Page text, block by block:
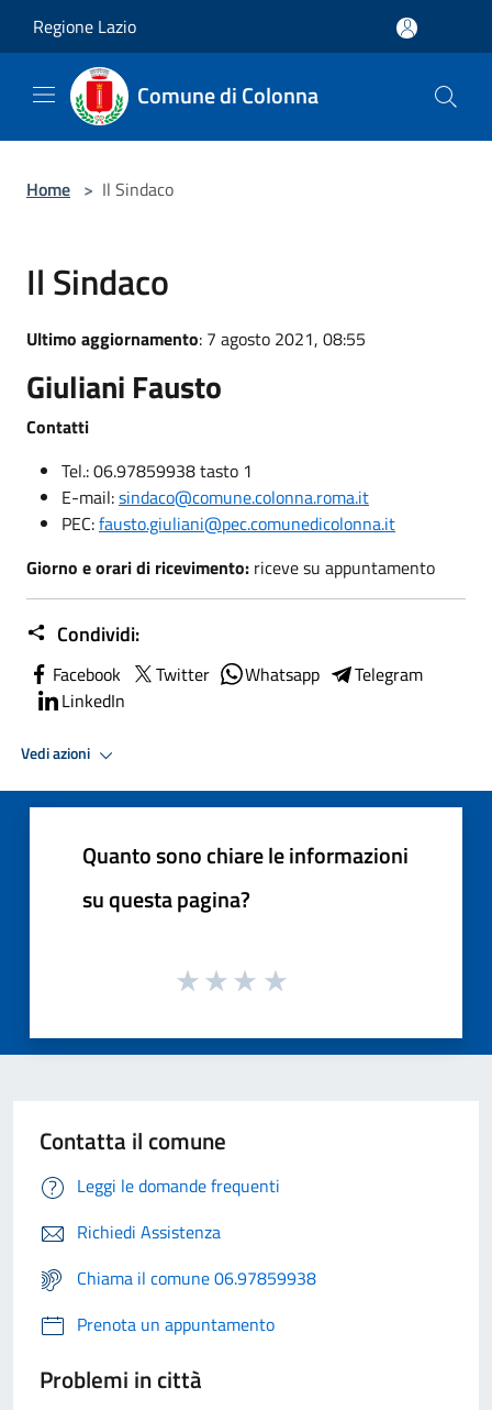
Regione Lazio
Comune di Colonna
Home > Il Sindaco
Il Sindaco
Ultimo aggiornamento: 7 agosto 2021, 08:55
Giuliani Fausto
Contatti
Tel.: 06.97859938 tasto 1
E-mail:sindaco@comune.colonna.roma.it
PEC:fausto.giuliani@pec.comunedicolonna.it
Giorno e orari di ricevimento: riceve su appuntamento
Condividi:
Facebook Twitter Whatsapp
Telegram
LinkedIn
Vedi azioni
Quanto sono chiare le informazioni
su questa pagina?
Contatta il comune
Leggi le domande frequenti
Richiedi Assistenza
Chiama il comune 06.97859938
Prenota un appuntamento
Problemi in città